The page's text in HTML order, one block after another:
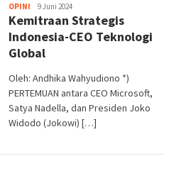
OPINI Heri
Purwata
9 Juni 2024
Kemitraan Strategis
Indonesia-CEO Teknologi
Global
Oleh: Andhika Wahyudiono *)
PERTEMUAN antara CEO Microsoft,
Satya Nadella, dan Presiden Joko
Widodo (Jokowi) […]